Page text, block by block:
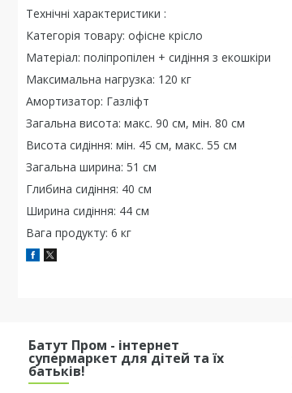
Технічні характеристики :
Категорія товару: офісне крісло
Матеріал: поліпропілен + сидіння з екошкіри
Максимальна нагрузка: 120 кг
Амортизатор: Газліфт
Загальна висота: макс. 90 см, мін. 80 см
Висота сидіння: мін. 45 см, макс. 55 см
Загальна ширина: 51 см
Глибина сидіння: 40 см
Ширина сидіння: 44 см
Вага продукту: 6 кг
Батут Пром - інтернет
супермаркет для дітей та їх
батьків!